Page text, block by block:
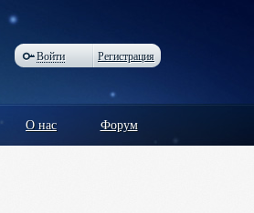
Войти Регистрация
О нас Форум